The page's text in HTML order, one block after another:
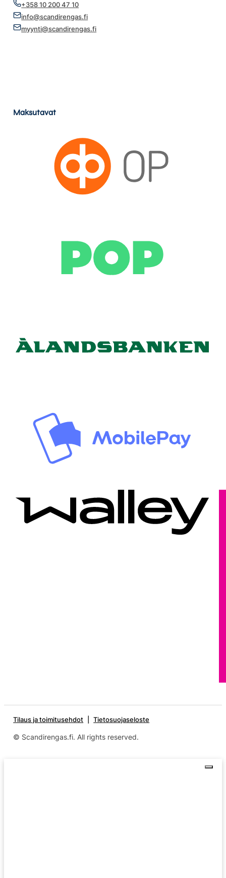
+358 10 200 47 10
info@scandirengas.fi
myynti@scandirengas.fi
Maksutavat
Tilaus ja toimitusehdot Tietosuojaseloste
© Scandirengas.fi. All rights reserved.